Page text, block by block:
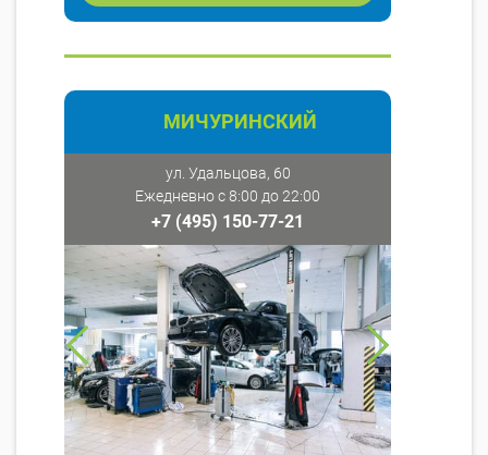
МИЧУРИНСКИЙ
ул. Удальцова, 60
Ежедневно с 8:00 до 22:00
+7 (495) 150-77-21